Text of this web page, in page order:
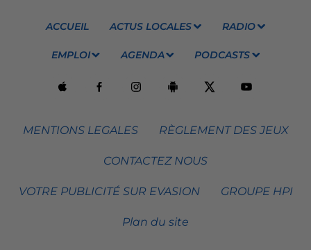
ACCUEIL ACTUS LOCALES RADIO
EMPLOI AGENDA PODCASTS
MENTIONS LEGALES RÈGLEMENT DES JEUX
CONTACTEZ NOUS
VOTRE PUBLICITÉ SUR EVASION GROUPE HPI
Plan du site